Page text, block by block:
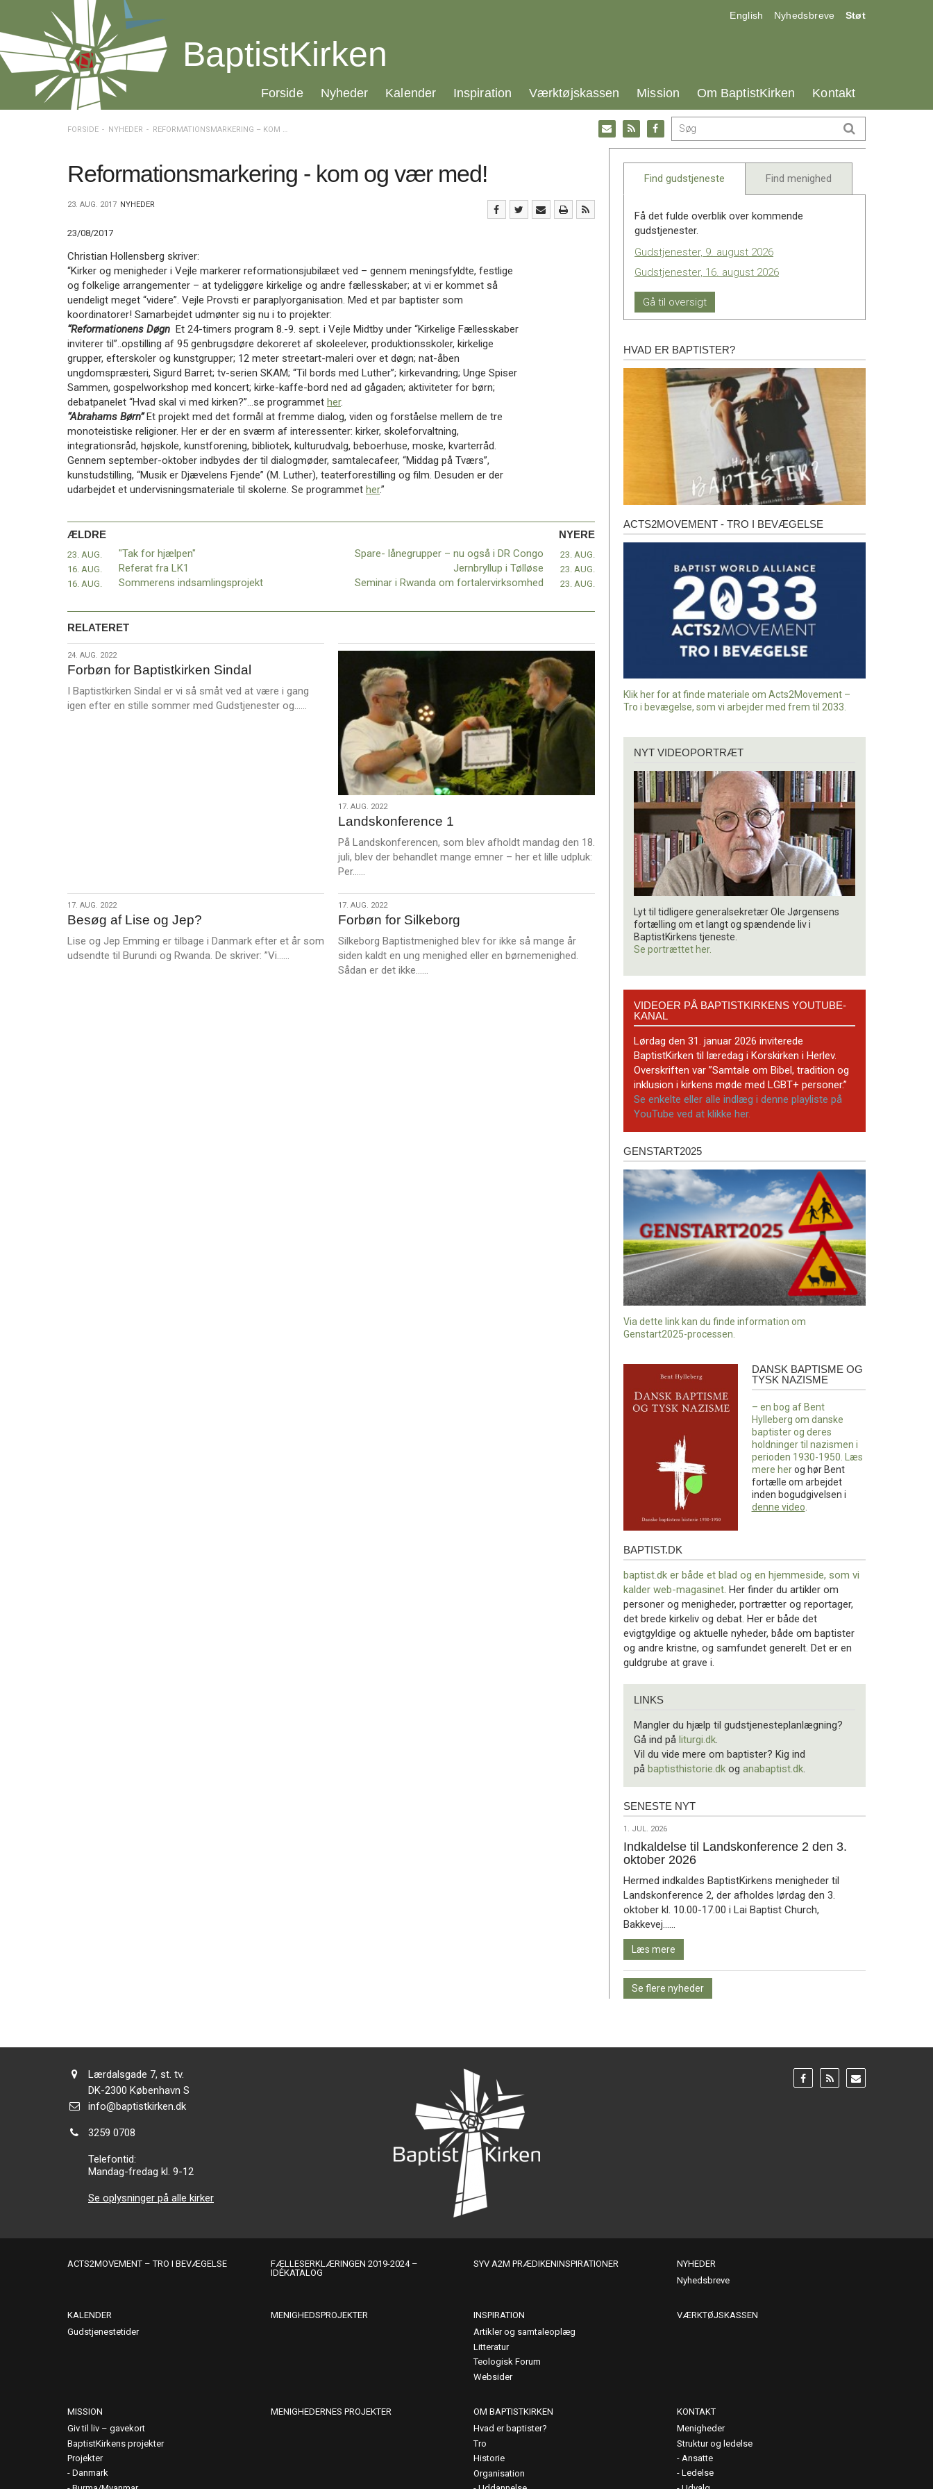
over
og
gå
Vend
tilbage
Værktøjskassen
BaptistKirken
Inspiration
Værktøjskassen
BaptistKirken
17.0:
English 18.0:
Nyhedsbreve 19.0:
Støt
BaptistKirken
20.0:
Forside 21.0:
Nyheder 22.0:
Kalender 23.0:
Inspiration 24.0:
Værktøjskassen 25.0:
Mission 26.0:
Om BaptistKirken 27.0:
Kontakt
FORSIDE NYHEDER REFORMATIONSMARKERING – KOM OG VÆR MED!
Gå
til:
Facebook
Gå
til:
RSS
feed
Gå
til:
Email
Reformationsmarkering - kom og vær med!
23. AUG. 2017 NYHEDER
23/08/2017
Christian Hollensberg skriver:
“Kirker og menigheder i Vejle markerer reformationsjubilæet ved – gennem meningsfyldte, festlige
og folkelige arrangementer – at tydeliggøre kirkelige og andre fællesskaber; at vi er kommet så
uendeligt meget “videre”. Vejle Provsti er paraplyorganisation. Med et par baptister som
koordinatorer! Samarbejdet udmønter sig nu i to projekter:
“Reformationens Døgn Et 24-timers program 8.-9. sept. i Vejle Midtby under “Kirkelige Fællesskaber
inviterer til”..opstilling af 95 genbrugsdøre dekoreret af skoleelever, produktionsskoler, kirkelige
grupper, efterskoler og kunstgrupper; 12 meter streetart-maleri over et døgn; nat-åben
ungdomspræsteri, Sigurd Barret; tv-serien SKAM; “Til bords med Luther”; kirkevandring; Unge Spiser
Sammen, gospelworkshop med koncert; kirke-kaffe-bord ned ad gågaden; aktiviteter for børn;
debatpanelet “Hvad skal vi med kirken?”…se programmet her.
“Abrahams Børn”Et projekt med det formål at fremme dialog, viden og forståelse mellem de tre
monoteistiske religioner. Her er der en sværm af interessenter: kirker, skoleforvaltning,
integrationsråd, højskole, kunstforening, bibliotek, kulturudvalg, beboerhuse, moske, kvarterråd.
Gennem september-oktober indbydes der til dialogmøder, samtalecafeer, “Middag på Tværs”,
kunstudstilling, “Musik er Djævelens Fjende” (M. Luther), teaterforestilling og film. Desuden er der
udarbejdet et undervisningsmateriale til skolerne. Se programmet her.”
ÆLDRE
23. AUG. "Tak for hjælpen"
16. AUG. Referat fra LK1
16. AUG. Sommerens indsamlingsprojekt
NYERE
Spare- lånegrupper – nu også i DR Congo 23. AUG.
Jernbryllup i Tølløse 23. AUG.
Seminar i Rwanda om fortalervirksomhed 23. AUG.
RELATERET
24.
aug.
2022
24. AUG. 2022
Forbøn for Baptistkirken Sindal
I Baptistkirken Sindal er vi så småt ved at være i gang
igen efter en stille sommer med Gudstjenester og……
17.
aug.
2022
17. AUG. 2022
Landskonference 1
På Landskonferencen, som blev afholdt mandag den 18.
juli, blev der behandlet mange emner – her et lille udpluk:
Per……
s
m
e
r
e
17.
aug.
2022
17. AUG. 2022
Besøg af Lise og Jep?
Lise og Jep Emming er tilbage i Danmark efter et år som
udsendte til Burundi og Rwanda. De skriver: ”Vi……
17.
aug.
2022
17. AUG. 2022
Forbøn for Silkeborg
Silkeborg Baptistmenighed blev for ikke så mange år
siden kaldt en ung menighed eller en børnemenighed.
Sådan er det ikke……
Find gudstjeneste Find menighed
Få det fulde overblik over kommende
gudstjenester.
Gudstjenester, 9. august 2026
Gudstjenester, 16. august 2026
Gå til oversigt
Hvad
er
baptister?
HVAD ER BAPTISTER?
Acts2Movement
ACTS2MOVEMENT - TRO I BEVÆGELSE
Klik her for at finde materiale om Acts2Movement –
Tro i bevægelse, som vi arbejder med frem til 2033.
videoportræt
NYT VIDEOPORTRÆT
Lyt til tidligere generalsekretær Ole Jørgensens
fortælling om et langt og spændende liv i
BaptistKirkens tjeneste.
Se portrættet her.
BaptistKirkens
YouTube-
kanal
VIDEOER PÅ BAPTISTKIRKENS YOUTUBE-
KANAL
Lørdag den 31. januar 2026 inviterede
BaptistKirken til læredag i Korskirken i Herlev.
Overskriften var ”Samtale om Bibel, tradition og
inklusion i kirkens møde med LGBT+ personer.”
Se enkelte eller alle indlæg i denne playliste på
YouTube ved at klikke her.
Genstart2025
GENSTART2025
Via dette link kan du finde information om
Genstart2025-processen.
tysk
DANSK BAPTISME OG
TYSK NAZISME
– en bog af Bent
Hylleberg om danske
baptister og deres
holdninger til nazismen i
perioden 1930-1950. Læs
mere herog hør Bent
fortælle om arbejdet
inden bogudgivelsen i
denne video.
baptist.dk
BAPTIST.DK
baptist.dk er både et blad og en hjemmeside, som vi
kalder web-magasinet . Her finder du artikler om
personer og menigheder, portrætter og reportager,
det brede kirkeliv og debat. Her er både det
evigtgyldige og aktuelle nyheder, både om baptister
og andre kristne, og samfundet generelt. Det er en
guldgrube at grave i.
LINKS
Mangler du hjælp til gudstjenesteplanlægning?
Gå ind på liturgi.dk
Vil du vide mere om baptister? Kig ind
på baptisthistorie.dk og anabaptist.dk
Seneste
SENESTE NYT
1.
jul.
2026
1. JUL. 2026
Indkaldelse til Landskonference 2 den 3.
oktober 2026
Hermed indkaldes BaptistKirkens menigheder til
Landskonference 2, der afholdes lørdag den 3.
oktober kl. 10.00-17.00 i Lai Baptist Church,
Bakkevej……
mere
Læs mere
Se flere nyheder
Adresse:
Lærdalsgade 7, st. tv.
Adresse:
DK-2300 København S
Send
info@baptistkirken.dk
Tlf.:
3259 0708
Telefontid:
Mandag-fredag kl. 9-12
Se oplysninger på alle kirker
Gå
til:
Gå
til:
Gå
til:
ACTS2MOVEMENT – TRO I BEVÆGELSE
FÆLLESERKLÆRINGEN 2019-2024 –
IDÉKATALOG
SYV A2M PRÆDIKENINSPIRATIONER
NYHEDER
Nyhedsbreve
KALENDER
Gudstjenestetider
MENIGHEDSPROJEKTER
INSPIRATION
Artikler og samtaleoplæg
Litteratur
Teologisk Forum
Websider
VÆRKTØJSKASSEN
MISSION
Giv til liv – gavekort
BaptistKirkens projekter
Projekter
Danmark
MENIGHEDERNES PROJEKTER
OM BAPTISTKIRKEN
Hvad er baptister?
Tro
Historie
Organisation
KONTAKT
Menigheder
Struktur og ledelse
Ansatte
Ledelse